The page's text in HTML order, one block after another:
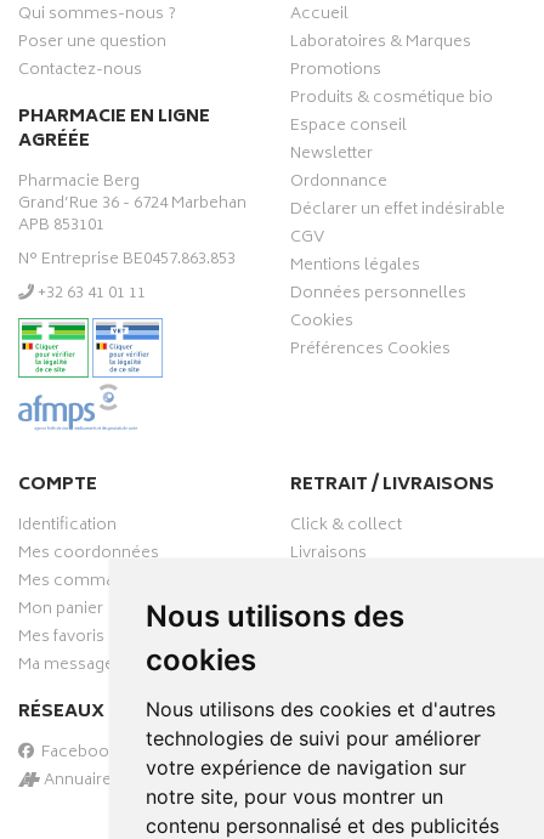
Nous utilisons des
cookies
Nous utilisons des cookies et d'autres
technologies de suivi pour améliorer
votre expérience de navigation sur
notre site, pour vous montrer un
contenu personnalisé et des publicités
Qui sommes-nous ?
Poser une question
Contactez-nous
PHARMACIE EN LIGNE
AGRÉÉE
Pharmacie Berg
Grand’Rue 36 - 6724 Marbehan
APB 853101
N° Entreprise BE0457.863.853
‭+32 63 41 01 11‬
Accueil
Laboratoires & Marques
Promotions
Produits & cosmétique bio
Espace conseil
Newsletter
Ordonnance
Déclarer un effet indésirable
CGV
Mentions légales
Données personnelles
Cookies
Préférences Cookies
COMPTE
Identification
Mes coordonnées
Mes commandes
Mon panier
Mes favoris
Ma messagerie
RÉSEAUX SOCIAUX
Facebook
Annuaire des pharmacies
RETRAIT / LIVRAISONS
Click & collect
Livraisons
PAIEMENT SÉCURISÉ